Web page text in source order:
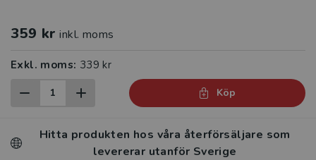
359 kr inkl. moms
Exkl. moms: 339 kr
Köp
Hitta produkten hos våra återförsäljare som
levererar utanför Sverige